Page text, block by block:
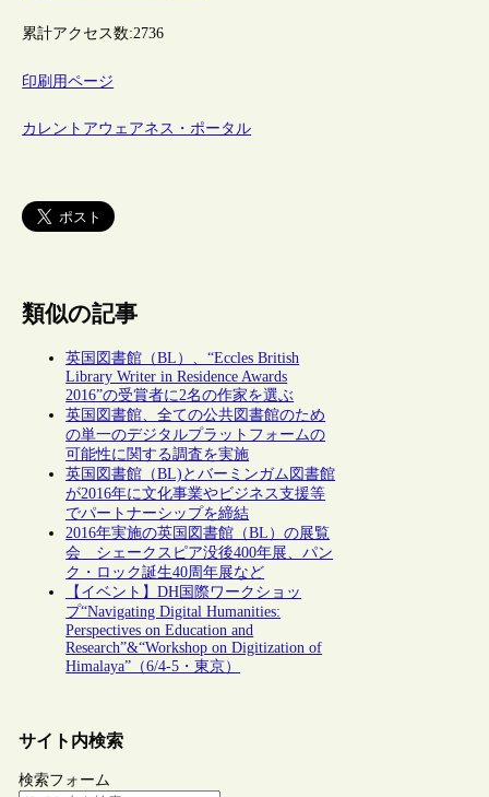
累計アクセス数:2736
印刷用ページ
カレントアウェアネス・ポータル
類似の記事
英国図書館（BL）、“Eccles British
Library Writer in Residence Awards
2016”の受賞者に2名の作家を選ぶ
英国図書館、全ての公共図書館のため
の単一のデジタルプラットフォームの
可能性に関する調査を実施
英国図書館（BL)とバーミンガム図書館
が2016年に文化事業やビジネス支援等
でパートナーシップを締結
2016年実施の英国図書館（BL）の展覧
会 シェークスピア没後400年展、パン
ク・ロック誕生40周年展など
【イベント】DH国際ワークショッ
プ“Navigating Digital Humanities:
Perspectives on Education and
Research”&“Workshop on Digitization of
Himalaya”（6/4-5・東京）
サイト内検索
検索フォーム